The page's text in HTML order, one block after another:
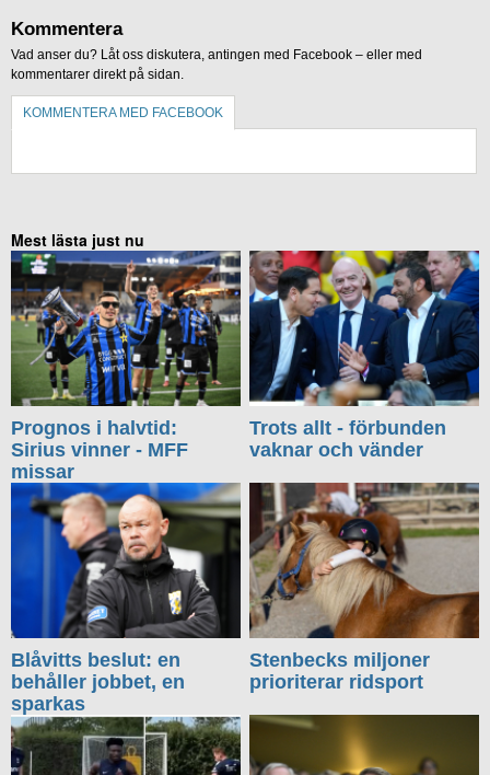
Kommentera
Vad anser du? Låt oss diskutera, antingen med Facebook – eller med
kommentarer direkt på sidan.
KOMMENTERA MED FACEBOOK
Mest lästa just nu
Prognos i halvtid:
Sirius vinner - MFF
missar
Trots allt - förbunden
vaknar och vänder
Blåvitts beslut: en
behåller jobbet, en
sparkas
Stenbecks miljoner
prioriterar ridsport